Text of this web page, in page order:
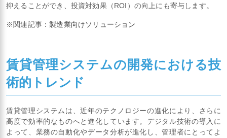
抑えることができ、投資対効果（ROI）の向上にも寄与します。
※関連記事：製造業向けソリューション
賃貸管理システムの開発における技
術的トレンド
賃貸管理システムは、近年のテクノロジーの進化により、さらに
高度で効率的なものへと進化しています。デジタル技術の導入に
よって、業務の自動化やデータ分析が進化し、管理者にとってよ